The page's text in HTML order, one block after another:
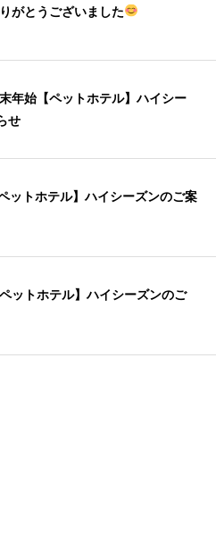
がとうございました
年始【ペットホテル】ハイシー
せ
ットホテル】ハイシーズンのご案
ットホテル】ハイシーズンのご